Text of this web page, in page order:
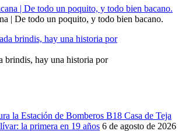
| De todo un poquito, y todo bien bacano.
brindis, hay una historia por
la Estación de Bomberos B18 Casa de Teja
la primera en 19 años 6 de agosto de 2026